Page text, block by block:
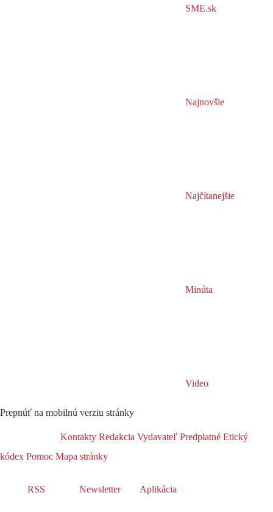
SME.sk
Najnovšie
Najčítanejšie
Minúta
Video
Prepnúť na mobilnú verziu stránky
Kontakty Redakcia Vydavateľ Predplatné Etický
kódex Pomoc Mapa stránky
RSS Newsletter Aplikácia